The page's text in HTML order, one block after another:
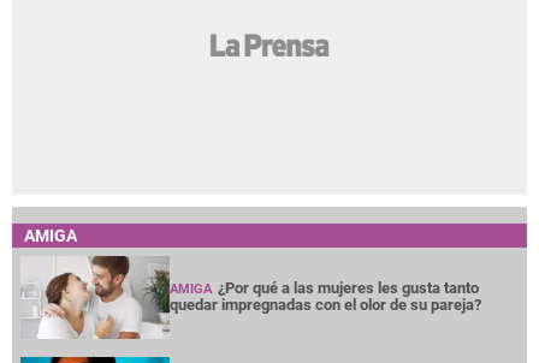
AMIGA
AMIGA ¿Por qué a las mujeres les gusta tanto
quedar impregnadas con el olor de su pareja?